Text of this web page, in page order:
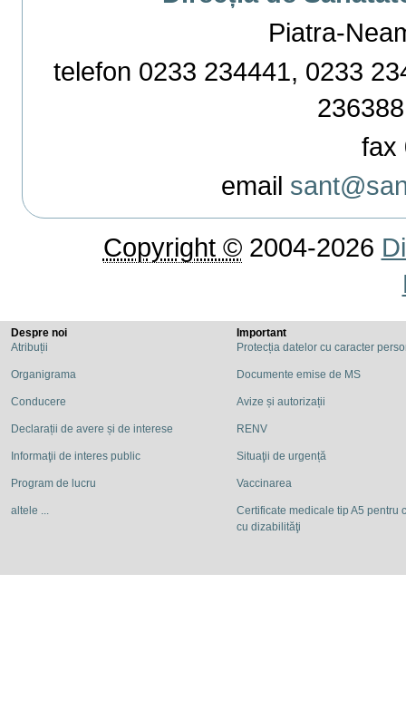
Piatra-
telefon 0233 234441, 0233
fax
email
Copyright ©2004-2026
Despre noi
Atribuții
Organigrama
Conducere
Declarații de avere și de interese
Informaţii de interes public
Program de lucru
altele ...
Important
Protecția datelor cu caracter
Documente emise de MS
Avize și autorizații
RENV
Situaţii de urgență
Vaccinarea
Certificate medicale tip A5 pentru
cu dizabilităţi